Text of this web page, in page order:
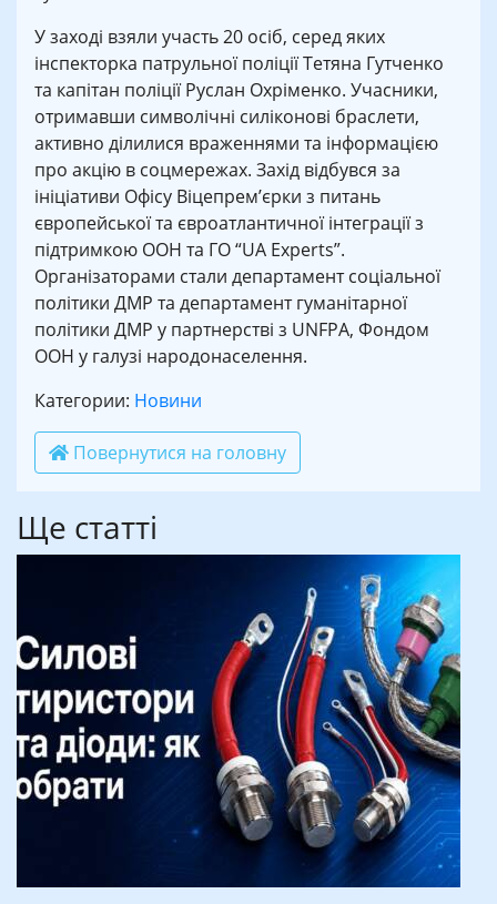
У заході взяли участь 20 осіб, серед яких
інспекторка патрульної поліції Тетяна Гутченко
та капітан поліції Руслан Охріменко. Учасники,
отримавши символічні силіконові браслети,
активно ділилися враженнями та інформацією
про акцію в соцмережах. Захід відбувся за
ініціативи Офісу Віцепрем’єрки з питань
європейської та євроатлантичної інтеграції з
підтримкою ООН та ГО “UA Experts”.
Організаторами стали департамент соціальної
політики ДМР та департамент гуманітарної
політики ДМР у партнерстві з UNFPA, Фондом
ООН у галузі народонаселення.
Категории: Новини
Повернутися на головну
Ще статті